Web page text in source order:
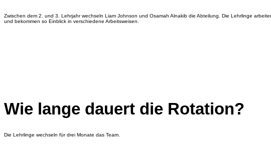
Zwischen dem 2. und 3. Lehrjahr wechseln Liam Johnson und Osamah Alnakib die Abteilung. Die Lehrlinge
und bekommen so Einblick in verschiedene Arbeitsweisen.
Wie lange dauert die Rotation?
Die Lehrlinge wechseln für drei Monate das Team.